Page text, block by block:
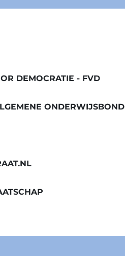
DEMOCRATIE - FVD
ONDERWIJSBOND